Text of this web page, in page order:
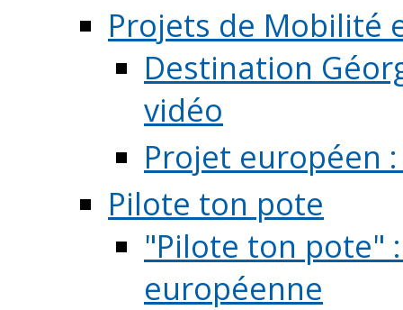
Projets de Mobilité
Destination
vidéo
Projet européen
Pilote ton pote
"Pilote ton pote"
européenne